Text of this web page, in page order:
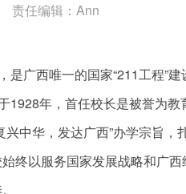
责任编辑：Ann
广西唯一的国家“211工程”
年，首任校长是被誉为教
中华，发达广西”办学宗旨
终以服务国家发展战略和广